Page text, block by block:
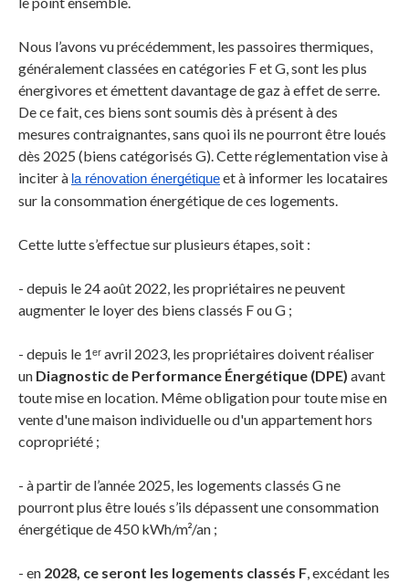
Nous l’avons vu précédemment, les passoires thermiques,
généralement classées en catégories F et G, sont les plus
énergivores et émettent davantage de gaz à effet de serre.
De ce fait, ces biens sont soumis dès à présent à des
mesures contraignantes, sans quoi ils ne pourront être loués
dès 2025 (biens catégorisés G). Cette réglementation vise à
inciter à la rénovation énergétiqueet à informer les locataires
sur la consommation énergétique de ces logements.
Cette lutte s’effectue sur plusieurs étapes, soit :
- depuis le 24 août 2022, les propriétaires ne peuvent
augmenter le loyer des biens classés F ou G ;
- depuis le 1ᵉʳ avril 2023, les propriétaires doivent réaliser
un Diagnostic de Performance Énergétique (DPE) avant
toute mise en location. Même obligation pour toute mise en
vente d'une maison individuelle ou d'un appartement hors
copropriété ;
- à partir de l’année 2025, les logements classés G ne
pourront plus être loués s’ils dépassent une consommation
énergétique de 450 kWh/m²/an ;
- en 2028, ce seront les logements classés F, excédant les